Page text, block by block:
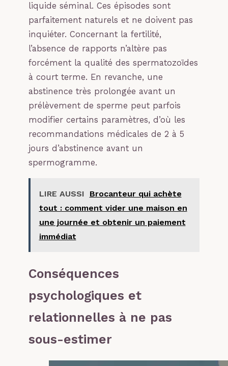
liquide séminal. Ces épisodes sont
parfaitement naturels et ne doivent pas
inquiéter. Concernant la fertilité,
l’absence de rapports n’altère pas
forcément la qualité des spermatozoïdes
à court terme. En revanche, une
abstinence très prolongée avant un
prélèvement de sperme peut parfois
modifier certains paramètres, d’où les
recommandations médicales de 2 à 5
jours d’abstinence avant un
spermogramme.
LIRE AUSSI
Brocanteur qui achète
tout : comment vider une maison en
une journée et obtenir un paiement
immédiat
Conséquences
psychologiques et
relationnelles à ne pas
sous-estimer